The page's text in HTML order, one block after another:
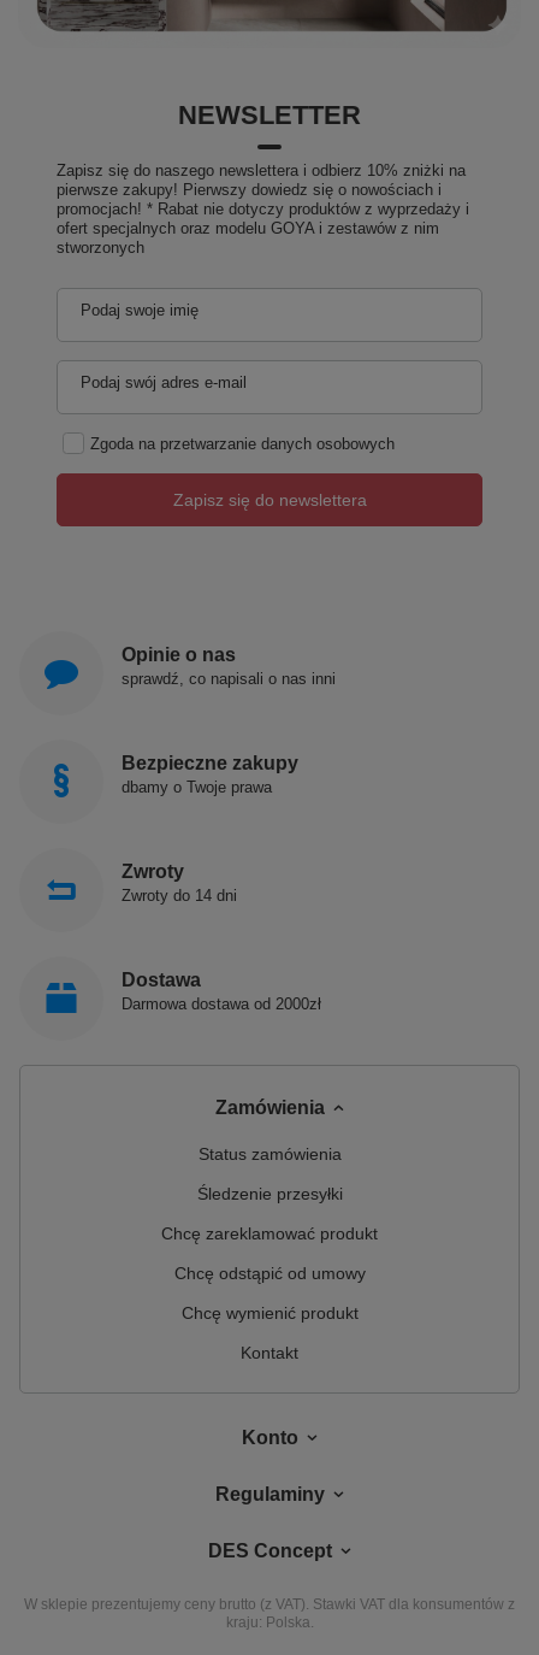
NEWSLETTER
Zapisz się do naszego newslettera i odbierz 10% zniżki na
pierwsze zakupy! Pierwszy dowiedz się o nowościach i
promocjach! * Rabat nie dotyczy produktów z wyprzedaży i
ofert specjalnych oraz modelu GOYA i zestawów z nim
stworzonych
Podaj swoje imię
Podaj swój adres e-mail
Zgoda na przetwarzanie danych osobowych
Zapisz się do newslettera
Opinie o nas
sprawdź, co napisali o nas inni
Bezpieczne zakupy
dbamy o Twoje prawa
Zwroty
Zwroty do 14 dni
Dostawa
Darmowa dostawa od 2000zł
Zamówienia
Status zamówienia
Śledzenie przesyłki
Chcę zareklamować produkt
Chcę odstąpić od umowy
Chcę wymienić produkt
Kontakt
Konto
Regulaminy
DES Concept
W sklepie prezentujemy ceny brutto (z VAT). Stawki VAT dla konsumentów z
kraju: Polska.